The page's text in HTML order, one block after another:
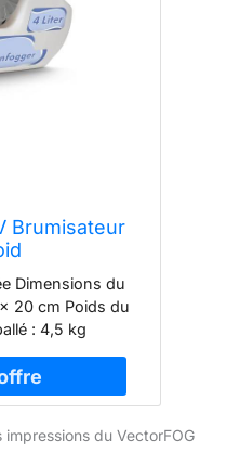
Brumisateur
Dimensions du
20 cm Poids du
: 4,5 kg
du VectorFOG